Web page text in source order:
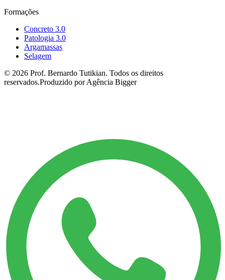
Formações
Concreto 3.0
Patologia 3.0
Argamassas
Selagem
© 2026 Prof. Bernardo Tutikian. Todos os direitos
reservados.Produzido por Agência Bigger